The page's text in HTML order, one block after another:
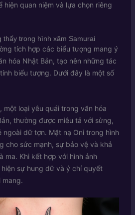
hiện quan niệm và lựa chọn riêng
trong hình xăm Samurai
tích hợp các biểu tượng mang ý
hóa Nhật Bản, tạo nên những tác
biểu tượng. Dưới đây là một số
một loại yêu quái trong văn hóa
thường được miêu tả với sừng,
ngoài dữ tợn. Mặt nạ Oni trong hình
cho sức mạnh, sự bảo vệ và khả
ma. Khi kết hợp với hình ảnh
hiện sự hung dữ và ý chí quyết
mang.